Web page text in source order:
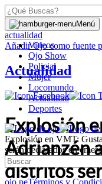
Menú
Videos
Ojo Show
Policial
Mujer
Locomundo
Actualidad
Deportes
Explosión en VMT:
serán declarados en
ojo.peTérminos y
OJO
actualidad
AñadirOjocomo fuente
Actualidad
Explosión
Adrianzén
distritos